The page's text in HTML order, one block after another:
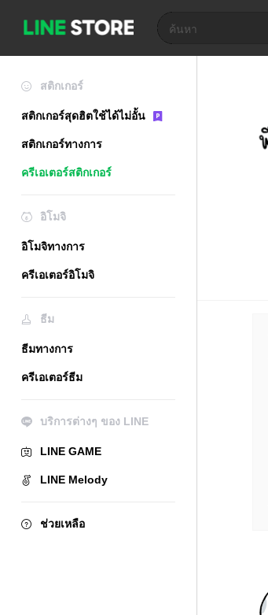
สติกเกอร์
สติกเกอร์สุดฮิตใช้ได้ไม่อั้น
สติกเกอร์ทางการ
ครีเอเตอร์สติกเกอร์
อิโมจิ
อิโมจิทางการ
ครีเอเตอร์อิโมจิ
ธีม
ธีมทางการ
ครีเอเตอร์ธีม
บริการต่างๆ ของ LINE
LINE GAME
LINE Melody
ช่วยเหลือ